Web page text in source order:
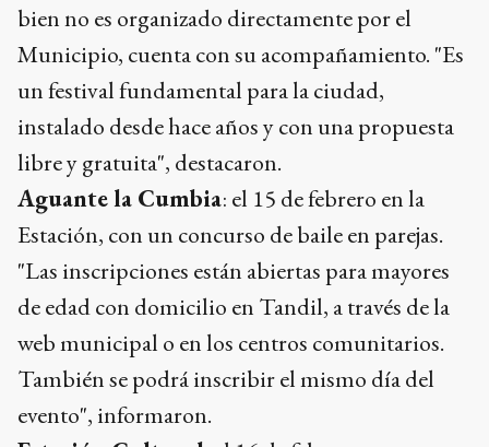
bien no es organizado directamente por el
Municipio, cuenta con su acompañamiento. "Es
un festival fundamental para la ciudad,
instalado desde hace años y con una propuesta
libre y gratuita", destacaron.
Aguante la Cumbia: el 15 de febrero en la
Estación, con un concurso de baile en parejas.
"Las inscripciones están abiertas para mayores
de edad con domicilio en Tandil, a través de la
web municipal o en los centros comunitarios.
También se podrá inscribir el mismo día del
evento", informaron.